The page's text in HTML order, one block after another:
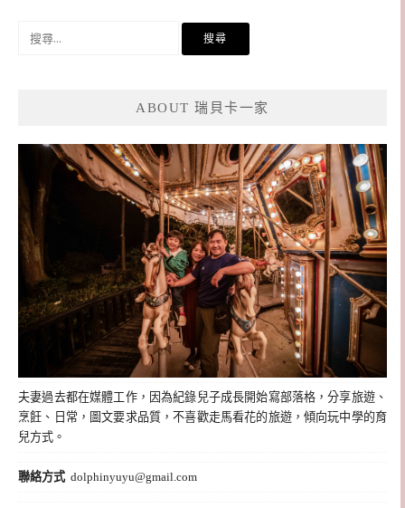
ABOUT 瑞貝卡一家
夫妻過去都在媒體工作，因為紀錄兒子成長開始寫部落格，分享旅遊、
烹飪、日常，圖文要求品質，不喜歡走馬看花的旅遊，傾向玩中學的育
兒方式。
聯絡方式 dolphinyuyu@gmail.com